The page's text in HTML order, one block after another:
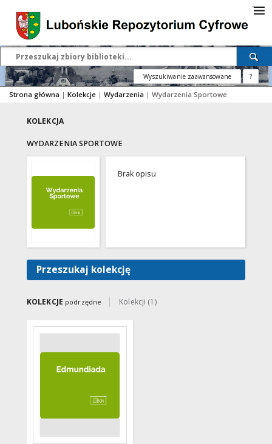
Wyszukiwanie zaawansowane ?
Strona główna | Kolekcje | Wydarzenia | Wydarzenia Sportowe
KOLEKCJA
WYDARZENIA SPORTOWE
Brak opisu
Przeszukaj kolekcję
KOLEKCJE podrzędne Kolekcji (1)